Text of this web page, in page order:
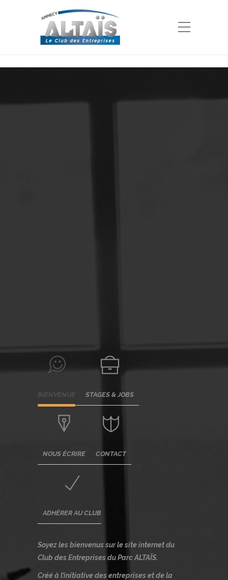
BIENVENUE STAGES & JOBS
NOUS ÉCRIRE CONTACT
ADHÉRER AU CLUB
Soyez les bienvenus sur le site internet du
Club des Entreprises du Parc ALTAÏS.
Créé à l’initiative des entreprises et de la